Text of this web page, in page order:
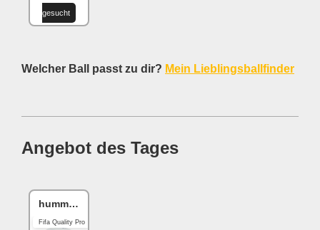
gesucht
Welcher Ball passt zu dir? Mein Lieblingsballfinder
Angebot des Tages
hummel hmlLEGACY
Fifa Quality Pro